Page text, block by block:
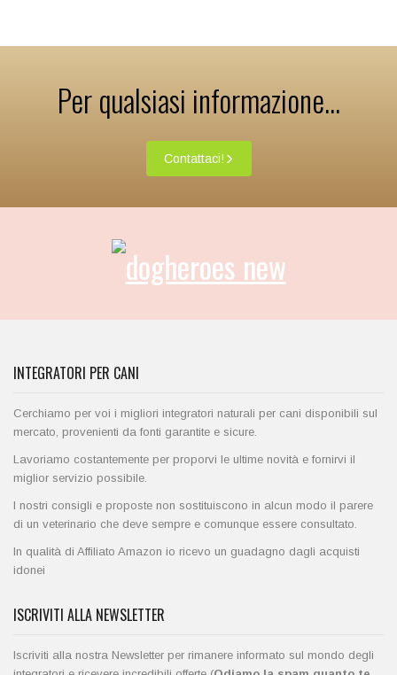
Per qualsiasi informazione...
Contattaci!
INTEGRATORI PER CANI
Cerchiamo per voi i migliori integratori naturali per cani disponibili sul
mercato, provenienti da fonti garantite e sicure.
Lavoriamo costantemente per proporvi le ultime novità e fornirvi il
miglior servizio possibile.
I nostri consigli e proposte non sostituiscono in alcun modo il parere
di un veterinario che deve sempre e comunque essere consultato.
In qualità di Affiliato Amazon io ricevo un guadagno dagli acquisti
idonei
ISCRIVITI ALLA NEWSLETTER
Iscriviti alla nostra Newsletter per rimanere informato sul mondo degli